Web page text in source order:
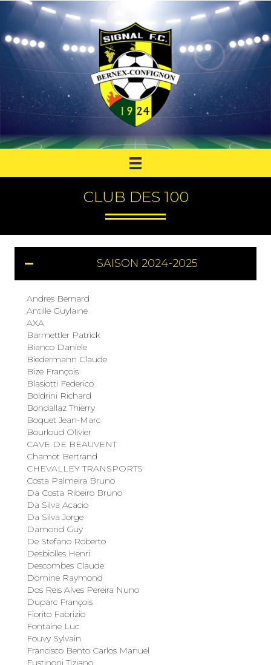
CLUB DES 100
SAISON 2024-2025
Andres Bernard
Antille Guylaine
AXA
Barmettler Patrick
Bianco Daniele
Biedermann Claude
Bize François
Blasiotti Federico
Boldrini Richard
Bondallaz Thierry
Boquet Jean-Marc
Bourloud Olivier
CAVE DE BEAUVENT
Chamot Bertrand
CHEVALLEY TRANSPORTS
Costa Palmeira Bruno
Da Costa Ribeiro Bruno
Da Silva Acacio
Da Silva Jorge
Damond Guy
De Stefano Roberto
Desbiolles Henri
Descombes Claude
Domine Raymond
Dos Reis Alves Pereira Nuno
Duparc François
Fiorito Fabrizio
Fontaine Luc
Fouvy Sylvain
Francisco Bento Carlos Manuel
Fustinoni Tiziano